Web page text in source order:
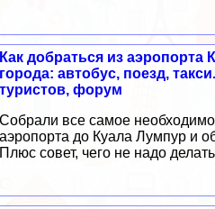
Как добраться из аэропорта
города: автобус, поезд,
туристов, форум
Собрали все самое
аэропорта до Куала Лумпур и
Плюс совет, чего не надо